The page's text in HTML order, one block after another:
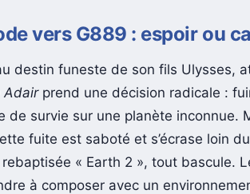
vers G889 : espoir ou
destin funeste de son fils Ulysses,
Adairprend une décision radicale :
de survie sur une planète inconnue.
fuite est saboté et s’écrase loin
rebaptisée « Earth 2 », tout bascule.
à composer avec un